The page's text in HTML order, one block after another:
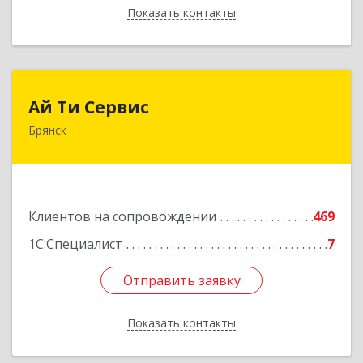
Показать контакты
Назад
Ай Ти Сервис
Брянск
Клиентов на сопровождении
469
1С:Специалист
7
Отправить заявку
Показать контакты
Отправить заявку
Назад